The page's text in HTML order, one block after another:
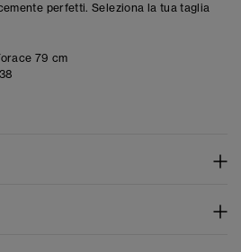
perfetti. Seleziona la tua taglia
79 cm
38